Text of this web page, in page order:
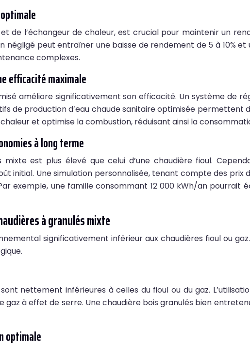
de l’échangeur de chaleur, est crucial pour maintenir un
peut entraîner une baisse de rendement de 5 à 10%
complexes.
efficacité maximale
améliore significativement son efficacité. Un système de
de production d’eau chaude sanitaire optimisée permettent
et optimise la combustion, réduisant ainsi la
à long terme
mixte est plus élevé que celui d’une chaudière fioul.
initial. Une simulation personnalisée, tenant compte des prix
exemple, une famille consommant 12 000 kWh/an pourrait
à granulés mixte
significativement inférieur aux chaudières fioul ou
nettement inférieures à celles du fioul ou du gaz.
à effet de serre. Une chaudière bois granulés bien
optimale